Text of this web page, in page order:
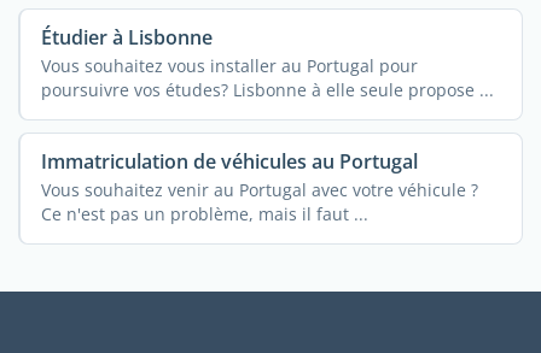
Étudier à Lisbonne
Vous souhaitez vous installer au Portugal pour
poursuivre vos études? Lisbonne à elle seule propose ...
Immatriculation de véhicules au Portugal
Vous souhaitez venir au Portugal avec votre véhicule ?
Ce n'est pas un problème, mais il faut ...